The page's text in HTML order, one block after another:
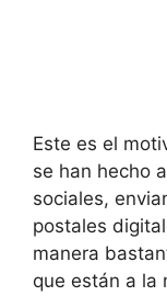
Este es el
se han hecho
sociales,
postales
manera
que están a la